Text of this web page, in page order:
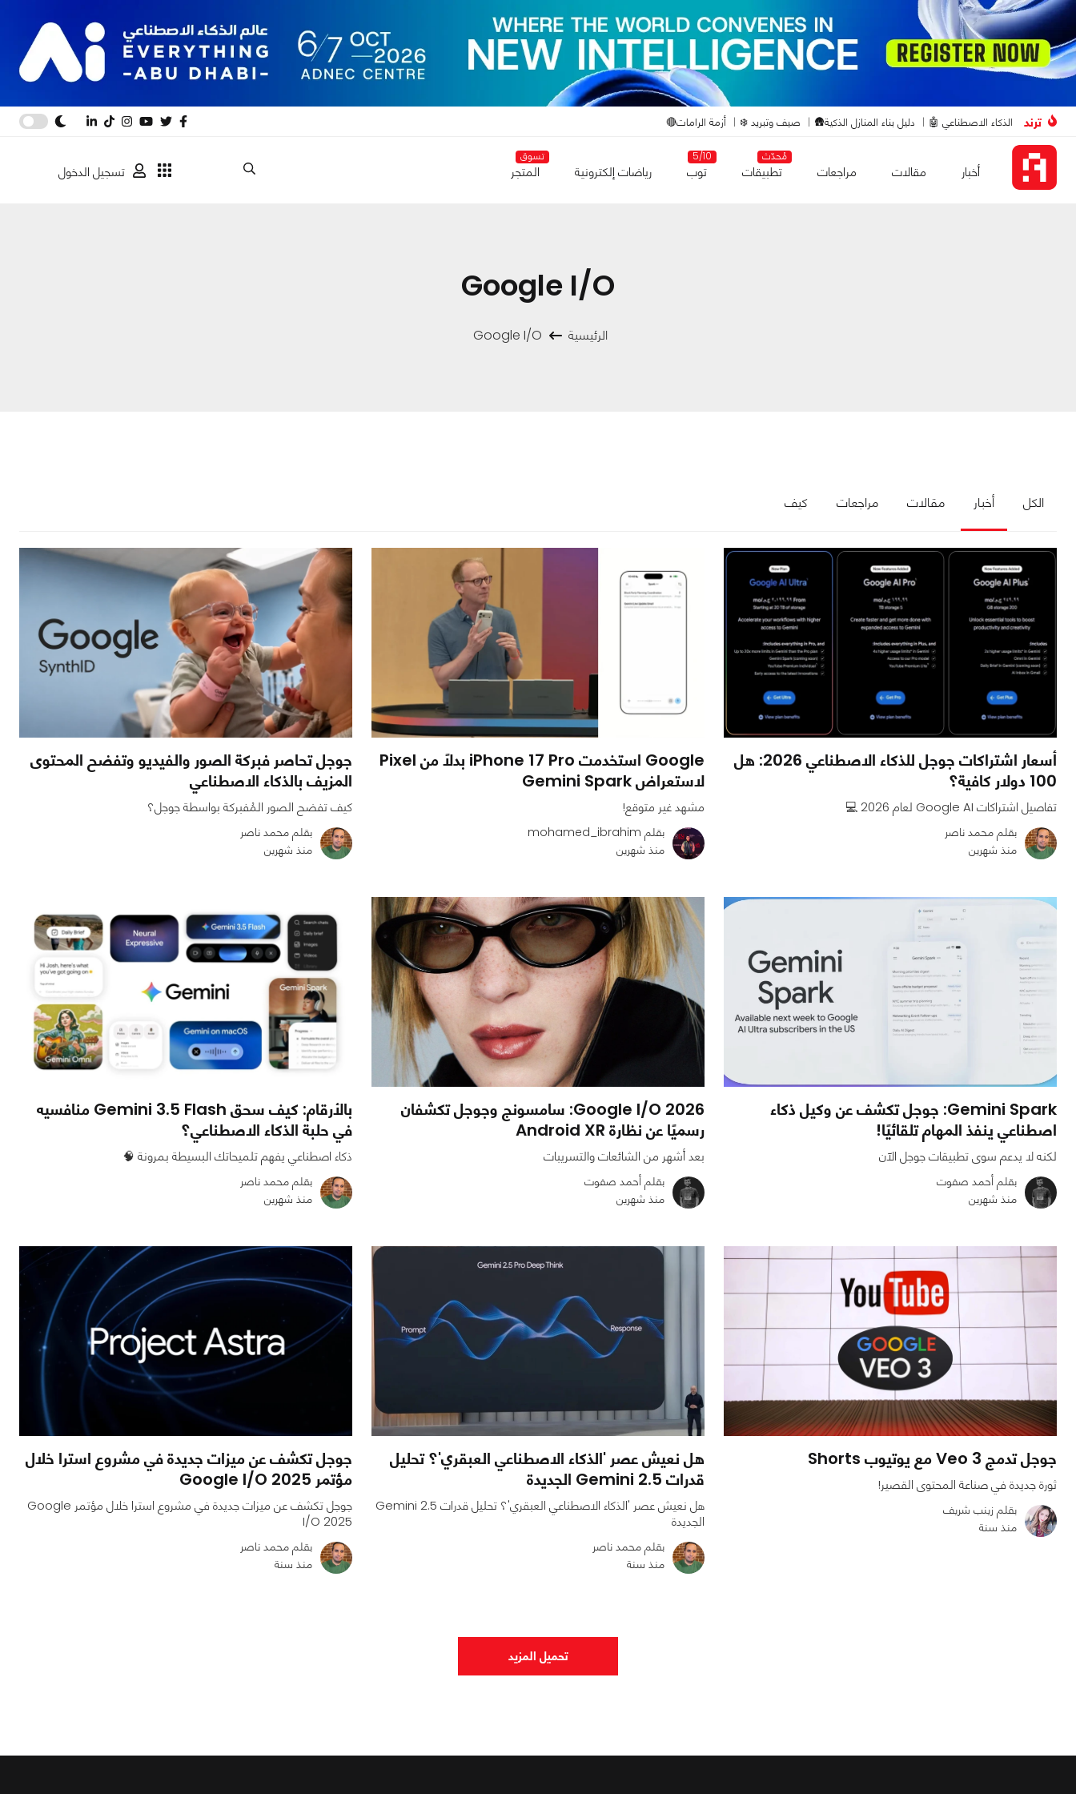
ترند الذكاء الاصطناعي 🤖 دليل بناء المنازل الذكية🛖 صيف وتبريد ❄️ أزمة الرامات🔴
أخبار مقالات مراجعات
مُحدّث
تطبيقات
5/10
توب رياضات إلكترونية
تسوق
المتجر تسجيل الدخول
Google I/O
الرئيسية Google I/O
الكل أخبار مقالات مراجعات كيف
أسعار اشتراكات جوجل للذكاء الاصطناعي 2026: هل
100 دولار كافية؟
تفاصيل اشتراكات Google AI لعام 2026 💻
بقلم محمد ناصر
منذ شهرين
949
0
0
Google استخدمت iPhone 17 Pro بدلًا من Pixel
لاستعراض Gemini Spark
مشهد غير متوقع!
بقلم mohamed_ibrahim
منذ شهرين
جوجل تحاصر فبركة الصور والفيديو وتفضح المحتوى
المزيف بالذكاء الاصطناعي
كيف تفضح الصور المُفبركة بواسطة جوجل؟
بقلم محمد ناصر
منذ شهرين
0
0
0
Gemini Spark: جوجل تكشف عن وكيل ذكاء
اصطناعي ينفذ المهام تلقائيًا!
لكنه لا يدعم سوى تطبيقات جوجل الآن
بقلم أحمد صفوت
منذ شهرين
0
Google I/O 2026: سامسونج وجوجل تكشفان
رسميًا عن نظارة Android XR
بعد أشهر من الشائعات والتسريبات
بقلم أحمد صفوت
منذ شهرين
804
بالأرقام: كيف سحق Gemini 3.5 Flash منافسيه
في حلبة الذكاء الاصطناعي؟
ذكاء اصطناعي يفهم تلميحاتك البسيطة بمرونة 🧠
بقلم محمد ناصر
منذ شهرين
جوجل تدمج Veo 3 مع يوتيوب Shorts
ثورة جديدة في صناعة المحتوى القصير!
بقلم زينب شريف
منذ سنة
هل نعيش عصر 'الذكاء الاصطناعي العبقري'؟ تحليل
قدرات Gemini 2.5 الجديدة
هل نعيش عصر 'الذكاء الاصطناعي العبقري'؟ تحليل قدرات Gemini 2.5
الجديدة
بقلم محمد ناصر
منذ سنة
جوجل تكشف عن ميزات جديدة في مشروع استرا خلال
مؤتمر Google I/O 2025
جوجل تكشف عن ميزات جديدة في مشروع استرا خلال مؤتمر Google
I/O 2025
بقلم محمد ناصر
منذ سنة
تحميل المزيد